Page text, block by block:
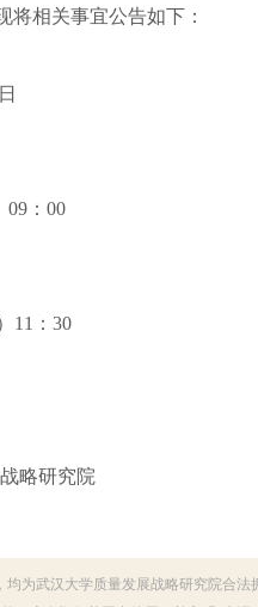
将相关事宜公告如下：
09：00
11：30
略研究院
为武汉大学质量发展战略研究院合